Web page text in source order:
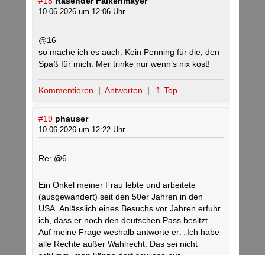
10.06.2026 um 12:06 Uhr
@16
so mache ich es auch. Kein Penning für die, den
Spaß für mich. Mer trinke nur wenn’s nix kost!
Kommentieren | Antworten | ⇑ Top
#19 phauser
10.06.2026 um 12:22 Uhr
Re: @6
Ein Onkel meiner Frau lebte und arbeitete
(ausgewandert) seit den 50er Jahren in den
USA. Anlässlich eines Besuchs vor Jahren erfuhr
ich, dass er noch den deutschen Pass besitzt.
Auf meine Frage weshalb antworte er: „Ich habe
alle Rechte außer Wahlrecht. Das sei nicht